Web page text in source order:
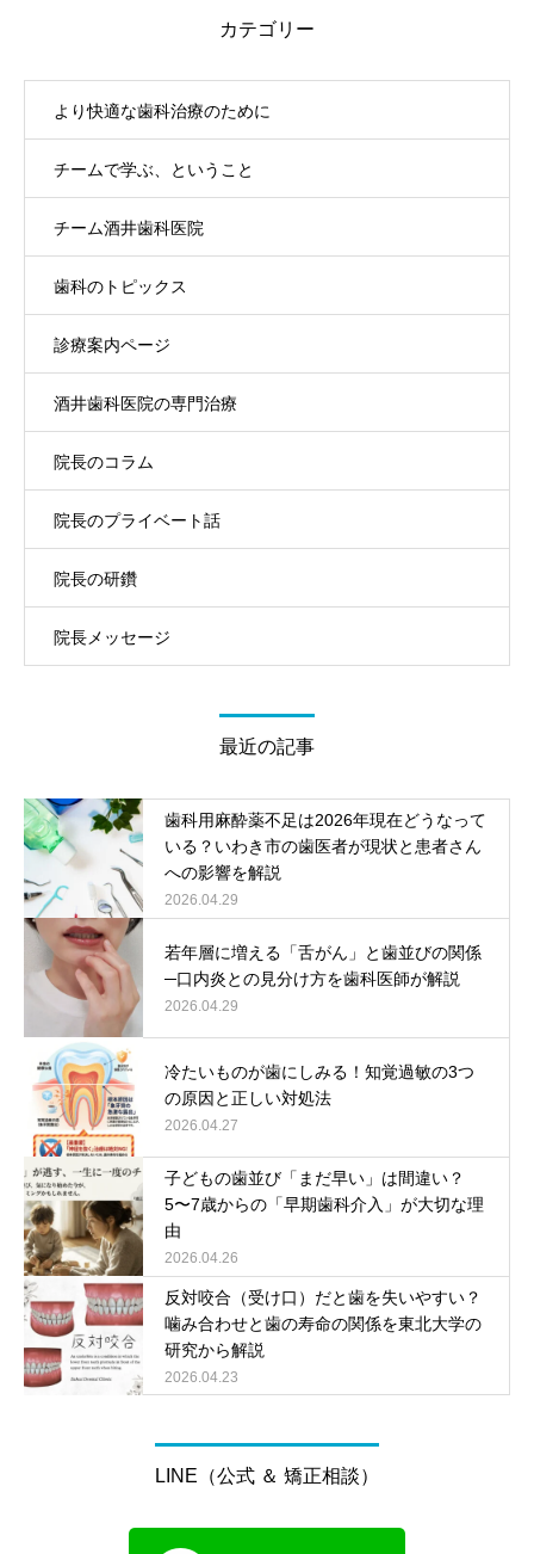
カテゴリー
より快適な歯科治療のために
チームで学ぶ、ということ
チーム酒井歯科医院
歯科のトピックス
診療案内ページ
酒井歯科医院の専門治療
院長のコラム
院長のプライベート話
院長の研鑽
院長メッセージ
最近の記事
歯科用麻酔薬不足は2026年現在どうなって
いる？いわき市の歯医者が現状と患者さん
への影響を解説
2026.04.29
若年層に増える「舌がん」と歯並びの関係
─口内炎との見分け方を歯科医師が解説
2026.04.29
冷たいものが歯にしみる！知覚過敏の3つ
の原因と正しい対処法
2026.04.27
子どもの歯並び「まだ早い」は間違い？
5〜7歳からの「早期歯科介入」が大切な理
由
2026.04.26
反対咬合（受け口）だと歯を失いやすい？
噛み合わせと歯の寿命の関係を東北大学の
研究から解説
2026.04.23
LINE（公式 ＆ 矯正相談）